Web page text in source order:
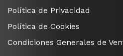
Política de Privacidad
Política de Cookies
Condiciones Generales de